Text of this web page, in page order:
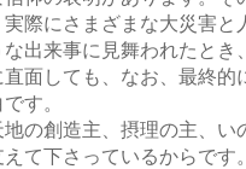
際にさまざまな大災害と
出来事に見舞われたとき
面しても、なお、最終的
す。
の創造主、摂理の主、い
て下さっているからです